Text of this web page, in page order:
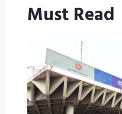
Must Read